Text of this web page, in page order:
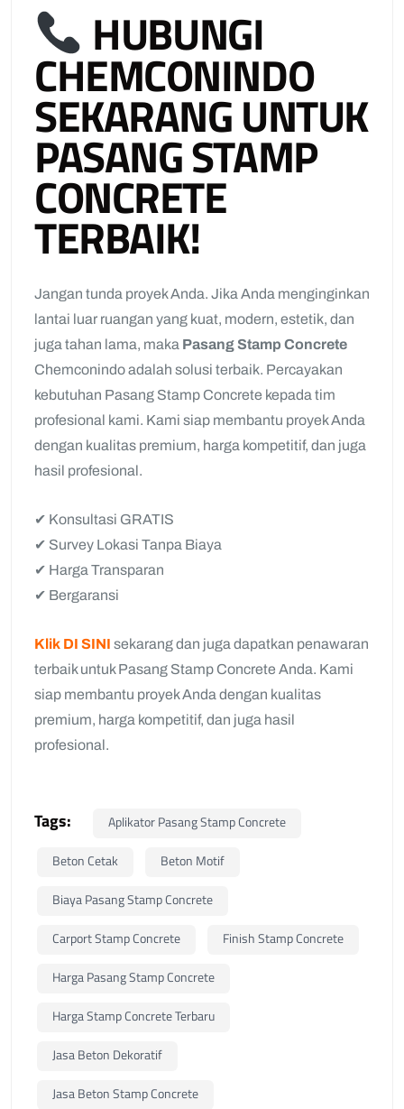
HUBUNGI
CHEMCONINDO
SEKARANG UNTUK
PASANG STAMP
CONCRETE
TERBAIK!
Jangan tunda proyek Anda. Jika Anda menginginkan
lantai luar ruangan yang kuat, modern, estetik, dan
juga tahan lama, maka Pasang Stamp Concrete
Chemconindo adalah solusi terbaik. Percayakan
kebutuhan Pasang Stamp Concrete kepada tim
profesional kami. Kami siap membantu proyek Anda
dengan kualitas premium, harga kompetitif, dan juga
hasil profesional.
✔ Konsultasi GRATIS
✔ Survey Lokasi Tanpa Biaya
✔ Harga Transparan
✔ Bergaransi
Klik DI SINI sekarang dan juga dapatkan penawaran
terbaik untuk Pasang Stamp Concrete Anda. Kami
siap membantu proyek Anda dengan kualitas
premium, harga kompetitif, dan juga hasil
profesional.
Tags: Aplikator Pasang Stamp Concrete
Beton Cetak Beton Motif
Biaya Pasang Stamp Concrete
Carport Stamp Concrete Finish Stamp Concrete
Harga Pasang Stamp Concrete
Harga Stamp Concrete Terbaru
Jasa Beton Dekoratif
Jasa Beton Stamp Concrete